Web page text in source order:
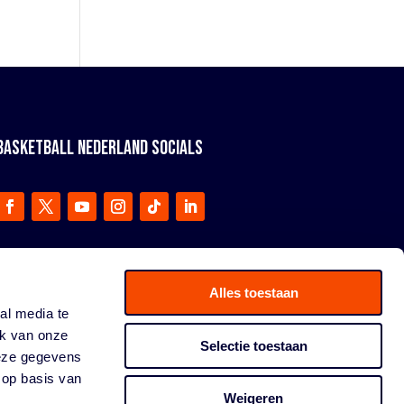
media te
van onze
gegevens
basis van
Alles toestaan
Selectie toestaan
Weigeren
NEDERLAND SOCIALS